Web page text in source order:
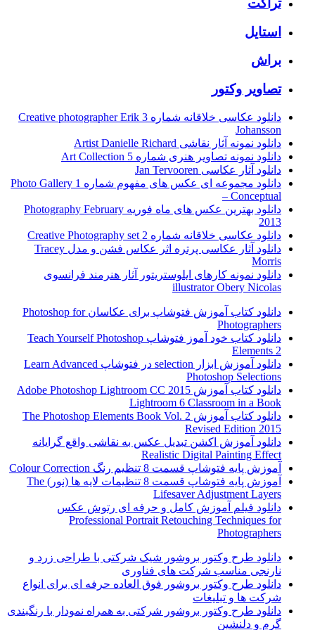
تراکت
استایل
براش
تصاویر وکتور
دانلود عکاسی خلاقانه شماره 3 Creative photographer Erik
Johansson
دانلود نمونه آثار نقاشی Artist Danielle Richard
دانلود نمونه تصاویر هنری شماره 5 Art Collection
دانلود آثار عکاسی Jan Tervooren
دانلود مجموعه ای عکس های مفهوم شماره 1 Photo Gallery
– Conceptual
دانلود بهترین عکس های ماه فوریه Photography February
2013
دانلود عکاسی خلاقانه شماره 2 Creative Photography set
دانلود آثار عکاسی پرتره اثر عکاس فشن و مدل Tracey
Morris
دانلود نمونه کارهای ایلوستریتور آثار هنرمند فرانسوی
illustrator Obery Nicolas
دانلود کتاب آموزش فتوشاپ برای عکاسان Photoshop for
Photographers
دانلود کتاب خود آموز فتوشاپ Teach Yourself Photoshop
Elements 2
دانلود آموزش ابزار selection در فتوشاپ Learn Advanced
Photoshop Selections
دانلود کتاب آموزش Adobe Photoshop Lightroom CC 2015
Lightroom 6 Classroom in a Book
دانلود کتاب آموزش The Photoshop Elements Book Vol. 2
Revised Edition 2015
دانلود آموزش اکشن تبدیل عکس به نقاشی واقع گرایانه
Realistic Digital Painting Effect
آموزش پایه فتوشاپ قسمت 8 تنظیم رنگ Colour Correction
آموزش پایه فتوشاپ قسمت 8 تنظیمات لایه ها (نور) The
Lifesaver Adjustment Layers
دانلود فیلم آموزش کامل و حرفه ای رتوش عکس
Professional Portrait Retouching Techniques for
Photographers
دانلود طرح وکتور بروشور شیک شرکتی با طراحی زرد و
نارنجی مناسب شرکت های فناوری
دانلود طرح وکتور بروشور فوق العاده حرفه ای برای انواع
شرکت ها و تبلیغات
دانلود طرح وکتور بروشور شرکتی به همراه نمودار با رنگبندی
گرم و دلنشین